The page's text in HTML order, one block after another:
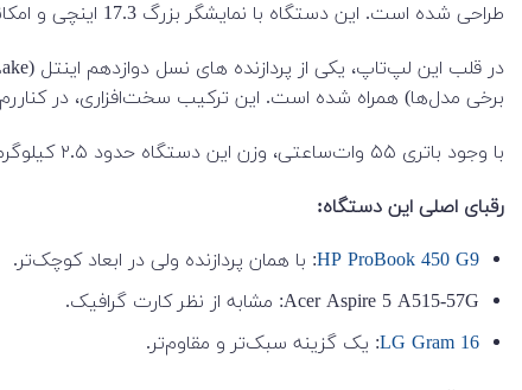
طراحی شده است. این دستگاه با نمایشگر بزرگ 17.3 اینچی و امکاناتی جذاب، توجه بسیاری را به خود جلب می‌کند. 🌟✨
برخی مدل‌ها) همراه شده است. این ترکیب سخت‌افزاری، در کناررم DDR5 و حافظه SSD، قدرت پردازشی کافی را برای کارهای سنگین و چندرسانه‌ای فراهم می‌کند. 💻🎮
با وجود باتری ۵۵ وات‌ساعتی، وزن این دستگاه حدود ۲.۵ کیلوگرم است که برای یک لپ‌تاپ ۱۷ اینچی استاندارد به‌حساب می‌آید. 🎒📏
رقبای اصلی این دستگاه:
HP ProBook 450 G9: با همان پردازنده ولی در ابعاد کوچک‌تر.
Acer Aspire 5 A515-57G: مشابه از نظر کارت گرافیک.
LG Gram 16: یک گزینه سبک‌تر و مقاوم‌تر.